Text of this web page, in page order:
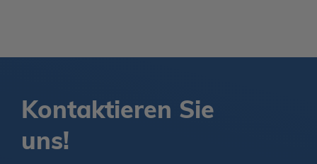
Kontaktieren Sie
uns!